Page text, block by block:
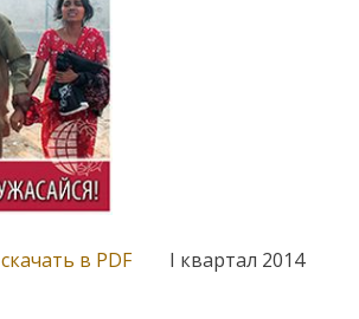
скачать в PDFI квартал 2014